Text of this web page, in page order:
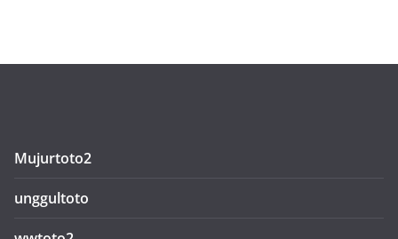
Mujurtoto2
unggultoto